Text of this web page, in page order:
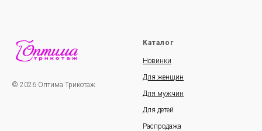
© 2026 Оптима Трикотаж
Каталог
Новинки
Для женщин
Для мужчин
Для детей
Распродажа